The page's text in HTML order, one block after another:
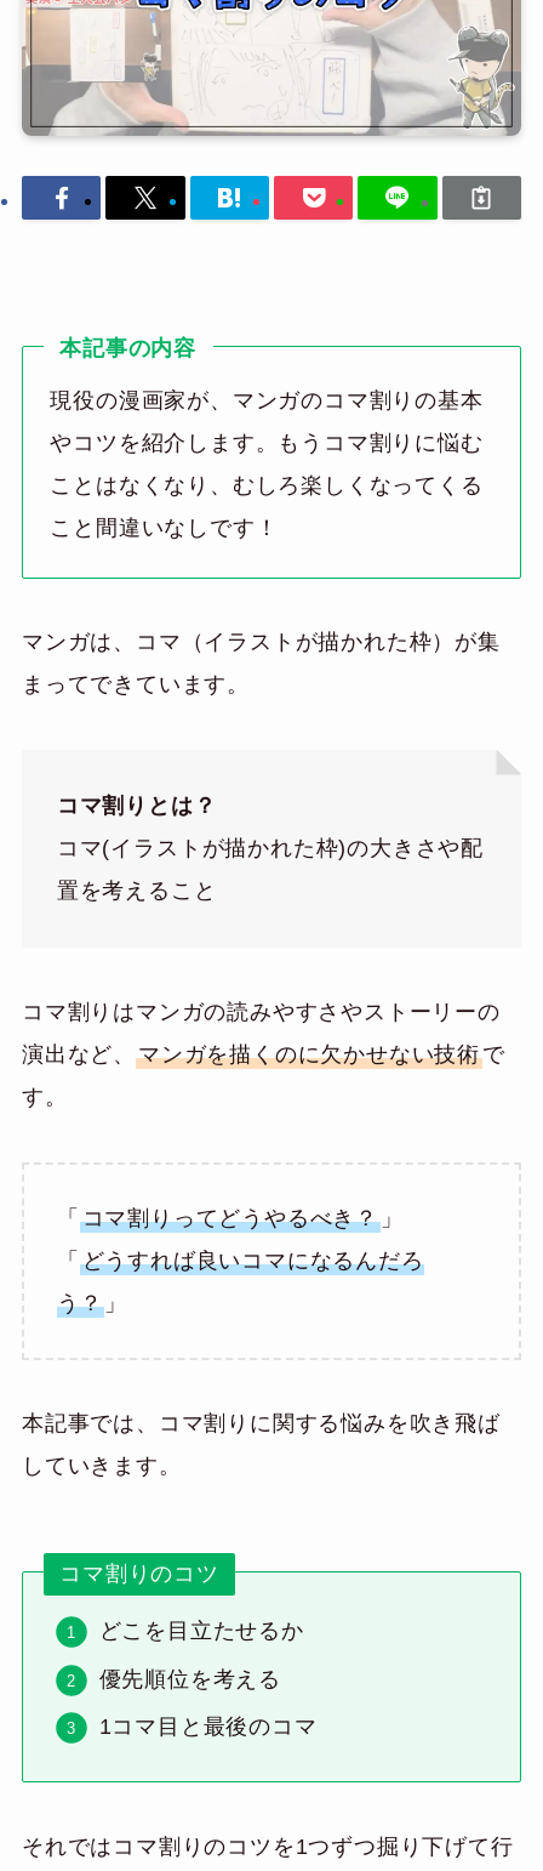
本記事の内容
現役の漫画家が、マンガのコマ割りの基本
やコツを紹介します。もうコマ割りに悩む
ことはなくなり、むしろ楽しくなってくる
こと間違いなしです！
マンガは、コマ（イラストが描かれた枠）が集
まってできています。
コマ割りとは？
コマ(イラストが描かれた枠)の大きさや配
置を考えること
コマ割りはマンガの読みやすさやストーリーの
演出など、 マンガを描くのに欠かせない技術で
す。
「 コマ割りってどうやるべき？ 」
「 どうすれば良いコマになるんだろ
う？ 」
本記事では、コマ割りに関する悩みを吹き飛ば
していきます。
コマ割りのコツ
どこを目立たせるか
優先順位を考える
1コマ目と最後のコマ
それではコマ割りのコツを1つずつ掘り下げて行